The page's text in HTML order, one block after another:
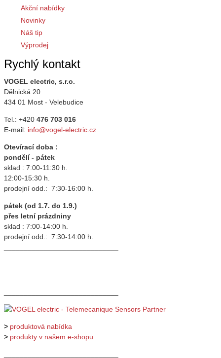
Akční nabídky
Novinky
Náš tip
Výprodej
Rychlý kontakt
VOGEL electric, s.r.o.
Dělnická 20
434 01 Most - Velebudice
Tel.: +420 476 703 016
E-mail: info@vogel-electric.cz
Otevírací doba :
pondělí - pátek
sklad : 7:00-11:30 h.
12:00-15:30 h.
prodejní odd.: 7:30-16:00 h.
pátek (od 1.7. do 1.9.)
přes letní prázdniny
sklad : 7:00-14:00 h.
prodejní odd.: 7:30-14:00 h.
> produktová nabídka
> produkty v našem e-shopu